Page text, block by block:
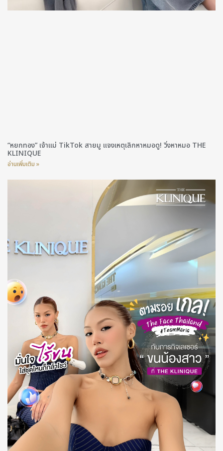
“หยกทอง” เจ้าแม่ TikTok สายมู แจงเหตุเลิกหาหมอดู! วิ่งหาหมอ THE
KLINIQUE
อ่านเพิ่มเติม »